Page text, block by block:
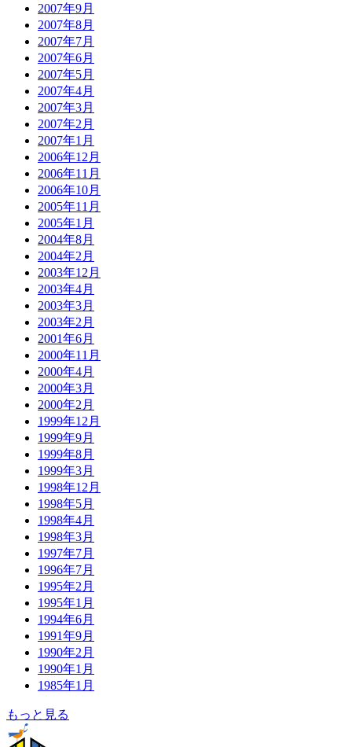
2007年9月
2007年8月
2007年7月
2007年6月
2007年5月
2007年4月
2007年3月
2007年2月
2007年1月
2006年12月
2006年11月
2006年10月
2005年11月
2005年1月
2004年8月
2004年2月
2003年12月
2003年4月
2003年3月
2003年2月
2001年6月
2000年11月
2000年4月
2000年3月
2000年2月
1999年12月
1999年9月
1999年8月
1999年3月
1998年12月
1998年5月
1998年4月
1998年3月
1997年7月
1996年7月
1995年2月
1995年1月
1994年6月
1991年9月
1990年2月
1990年1月
1985年1月
もっと見る